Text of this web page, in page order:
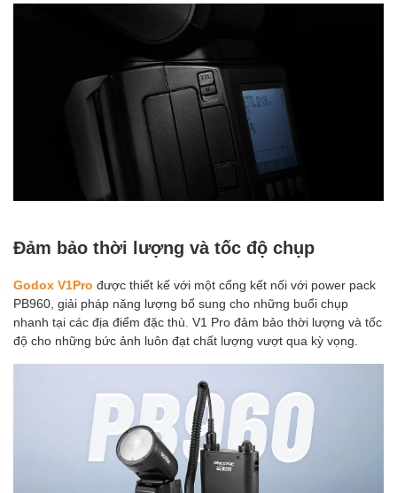
Đảm bảo thời lượng và tốc độ chụp
Godox V1Pro được thiết kế với một cổng kết nối với power pack
PB960, giải pháp năng lượng bổ sung cho những buổi chụp
nhanh tại các địa điểm đặc thù. V1 Pro đảm bảo thời lượng và tốc
độ cho những bức ảnh luôn đạt chất lượng vượt qua kỳ vọng.